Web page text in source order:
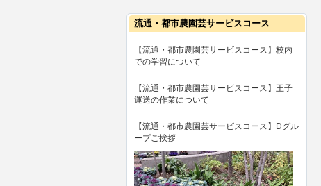
流通・都市農園芸サービスコース
【流通・都市農園芸サービスコース】校内
での学習について
【流通・都市農園芸サービスコース】王子
運送の作業について
【流通・都市農園芸サービスコース】Dグル
ープご挨拶